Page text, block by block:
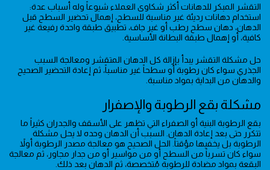
التقشر المبكر للدهانات أكثر شكاوى العملاء شيوعاً وله أسباب عدة:
استخدام دهانات رديئة غير مناسبة للسطح، إهمال تحضير السطح قبل
الدهان، دهان سطح رطب أو غير جاف، تطبيق طبقة واحدة رفيعة غير
كافية، أو إهمال طبقة البطانة الأساسية.
حل مشكلة التقشر يبدأ بإزالة كل الدهان المتقشر ومعالجة السبب
الجذري سواء كان رطوبة أو سطحاً غير مناسباً، ثم إعادة التحضير الصحيح
والدهان من البداية بمواد مناسبة.
مشكلة بقع الرطوبة والإصفرار
بقع الرطوبة البنية أو الصفراء التي تظهر على الأسقف والجدران كثيراً ما
تتكرر حتى بعد إعادة الدهان. السبب أن الدهان وحده لا يحل مشكلة
الرطوبة بل يخفيها مؤقتاً. الحل الصحيح هو معالجة مصدر الرطوبة أولاً
سواء كان تسرباً من السطح أو من مواسير أو من جدار مجاور، ثم معالجة
البقعة بمواد مضادة للرطوبة مُتخصصة، ثم الدهان بعد ذلك.